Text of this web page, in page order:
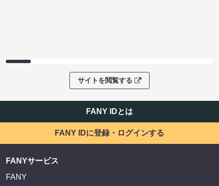
サイトを閲覧する
FANY IDとは
FANY IDに登録・ログインする
FANYサービス
FANY